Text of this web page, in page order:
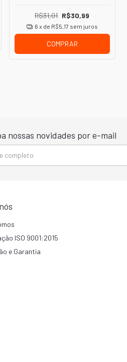
R$31,01 R$30,99
6 x de R$5,17 sem juros
COMPRAR
nossas novidades por e-mail
ISO 9001:2015
e Garantia